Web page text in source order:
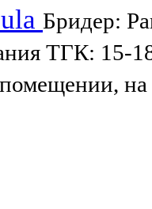
Бридер:
ТГК: 15-
на